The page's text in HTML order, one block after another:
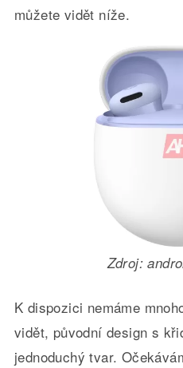
můžete vidět níže.
Zdroj:
K dispozici nemáme
vidět, původní design s
jednoduchý tvar.